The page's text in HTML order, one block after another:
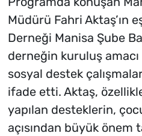
Müdürü Fahri Aktaş’ın
Derneği Manisa Şube
derneğin kuruluş
sosyal destek
ifade etti. Aktaş,
yapılan desteklerin,
açısından büyük önem